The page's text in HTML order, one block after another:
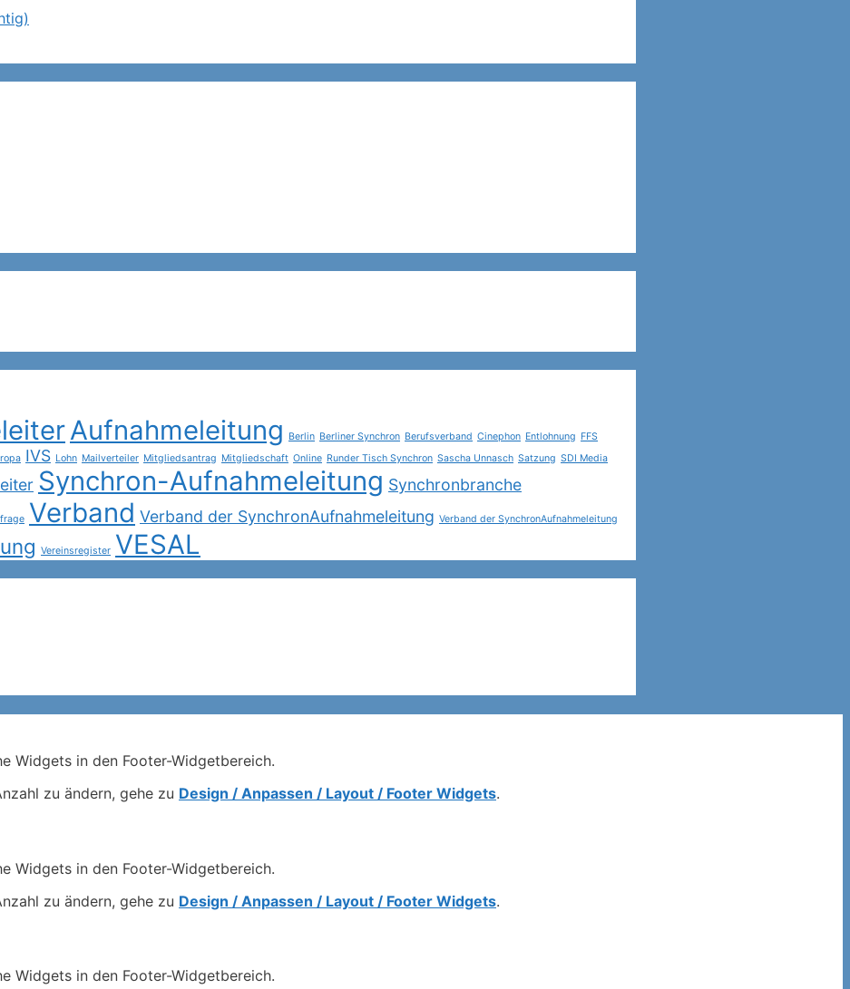
Aufnahmeleitung Berlin Berliner Synchron Berufsverband Cinephon Entlohnung FFS
IVS Lohn Mailverteiler Mitgliedsantrag Mitgliedschaft Online Runder Tisch Synchron Sascha Unnasch Satzung SDI Media
Synchron-Aufnahmeleitung Synchronbranche
Verband Verband der SynchronAufnahmeleitung Verband der SynchronAufnahmeleitung
Vereinsregister VESAL
Widgets in den Footer-Widgetbereich.
zu ändern, gehe zu Design / Anpassen / Layout / Footer Widgets.
Widgets in den Footer-Widgetbereich.
zu ändern, gehe zu Design / Anpassen / Layout / Footer Widgets.
Widgets in den Footer-Widgetbereich.